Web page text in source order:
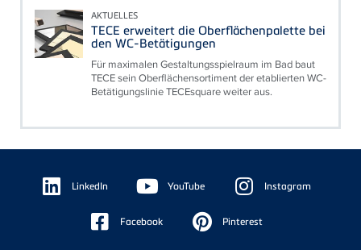
AKTUELLES
TECE erweitert die Oberflächenpalette bei
den WC-Betätigungen
Für maximalen Gestaltungsspielraum im Bad baut
TECE sein Oberflächensortiment der etablierten WC-
Betätigungslinie TECEsquare weiter aus.
Floating
Sidebar LinkedIn YouTube Instagram
Facebook Pinterest